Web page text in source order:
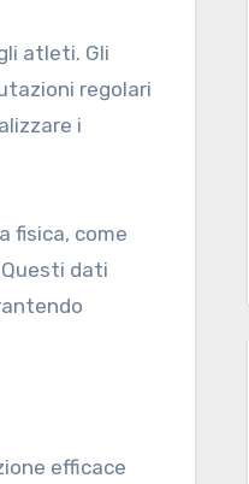
atleti. Gli
regolari
i
fisica, come
dati
efficace